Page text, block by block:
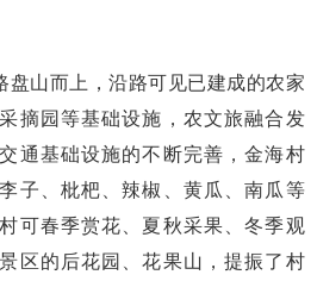
盘山而上，沿路可见已建成的农家
摘园等基础设施，农文旅融合发
通基础设施的不断完善，金海村
子、枇杷、辣椒、黄瓜、南瓜等
可春季赏花、夏秋采果、冬季观
区的后花园、花果山，提振了村